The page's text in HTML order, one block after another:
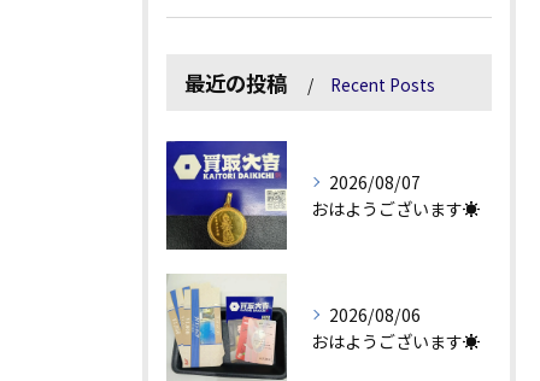
最近の投稿 Recent Posts
2026/08/07
おはようございます☀
2026/08/06
おはようございます☀